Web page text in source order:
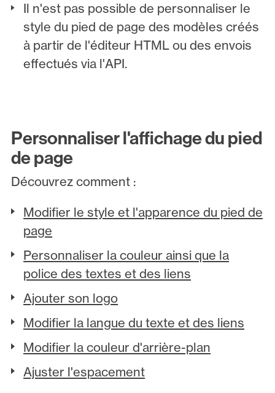
Il n'est pas possible de personnaliser le
style du pied de page des modèles créés
à partir de l'éditeur HTML ou des envois
effectués via l'API.
Personnaliser l'affichage du pied
de page
Découvrez comment :
Modifier le style et l'apparence du pied de
page
Personnaliser la couleur ainsi que la
police des textes et des liens
Ajouter son logo
Modifier la langue du texte et des liens
Modifier la couleur d'arrière-plan
Ajuster l'espacement